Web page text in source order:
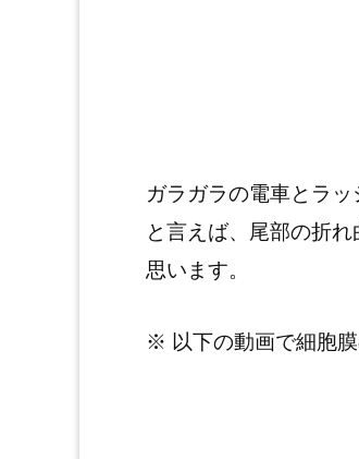
ガラガラの電車とラ
と言えば、尾部の折
思います。
※ 以下の動画で細胞膜